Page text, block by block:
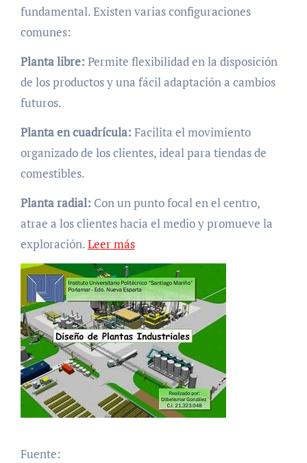
fundamental. Existen varias configuraciones
comunes:
Planta libre: Permite flexibilidad en la disposición
de los productos y una fácil adaptación a cambios
futuros.
Planta en cuadrícula: Facilita el movimiento
organizado de los clientes, ideal para tiendas de
comestibles.
Planta radial: Con un punto focal en el centro,
atrae a los clientes hacia el medio y promueve la
exploración.Leer más
Fuente: